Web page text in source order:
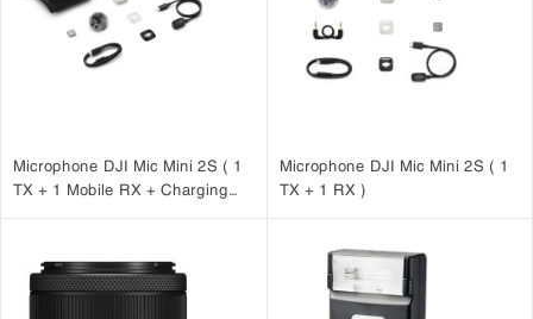
Microphone DJI Mic Mini 2S ( 1
TX + 1 Mobile RX + Charging
Microphone DJI Mic Mini 2S ( 1
TX + 1 RX )